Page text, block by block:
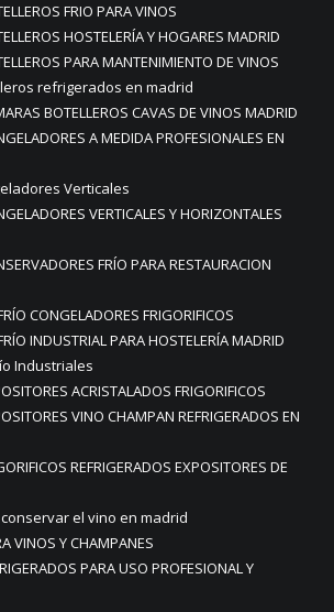
FRIO PARA VINOS
HOSTELERÍA Y HOGARES MADRID
PARA MANTENIMIENTO DE VINOS
refrigerados en madrid
BOTELLEROS CAVAS DE VINOS MADRID
A MEDIDA PROFESIONALES EN
Verticales
VERTICALES Y HORIZONTALES
FRÍO PARA RESTAURACION
CONGELADORES FRIGORIFICOS
INDUSTRIAL PARA HOSTELERÍA MADRID
Industriales
ACRISTALADOS FRIGORIFICOS
VINO CHAMPAN REFRIGERADOS EN
REFRIGERADOS EXPOSITORES DE
el vino en madrid
VINOS Y CHAMPANES
PARA USO PROFESIONAL Y